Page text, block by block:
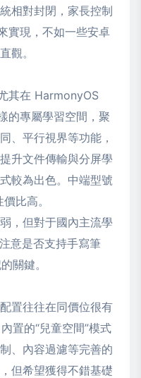
相對封閉，家長控制
實現，不如一些安卓
觀。
其在 HarmonyOS
的專屬學習空間，聚
、平行視界等功能，
升文件傳輸與分屏學
較為出色。中端型號
比高。
，但對于國內主流學
意是否支持手寫筆
關鍵。
置往往在同價位很有
置的“兒童空間”模式
、內容過濾等完善的
但希望獲得不錯基礎